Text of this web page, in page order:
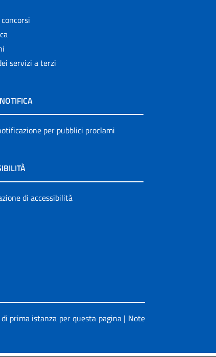
servizi a terzi
per pubblici proclami
di accessibilità
prima istanza per questa pagina| Note